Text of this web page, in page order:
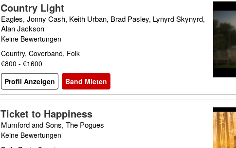
Country Light
Eagles, Jonny Cash, Keith Urban, Brad Pasley, Lynyrd Skynyrd,
Alan Jackson
Keine Bewertungen
Country, Coverband, Folk
€800 - €1600
Profil Anzeigen
Band Mieten
Ticket to Happiness
Mumford and Sons, The Pogues
Keine Bewertungen